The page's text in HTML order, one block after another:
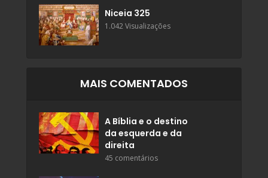
Niceia 325
1.042 Visualizações
MAIS COMENTADOS
A Bíblia e o destino
da esquerda e da
direita
45 comentários